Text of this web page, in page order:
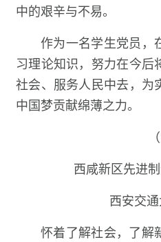
中的艰辛与不易。
作为一名学生党员，
习理论知识，努力在今后
社会、服务人民中去，为
中国梦贡献绵薄之力。
西咸新区先进
西安交
怀着了解社会，了解